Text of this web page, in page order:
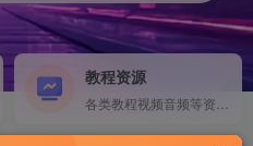
教程资源